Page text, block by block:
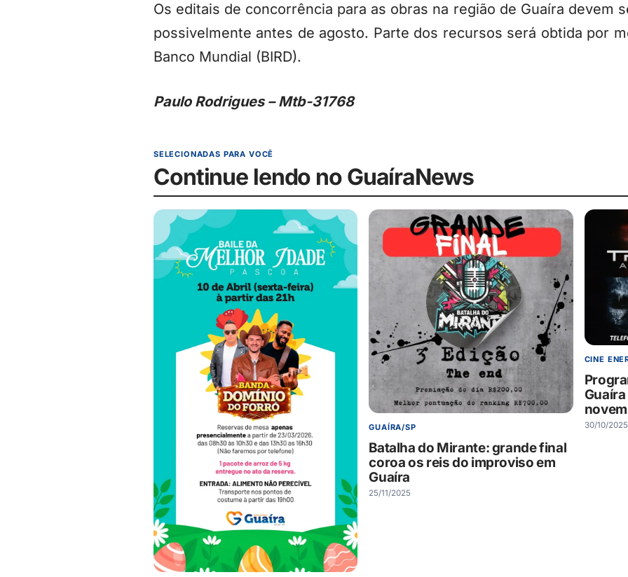
Os editais de concorrência para as obras na região de Guaíra devem
possivelmente antes de agosto. Parte dos recursos será obtida por
Banco Mundial (BIRD).
Paulo Rodrigues – Mtb-31768
SELECIONADAS PARA VOCÊ
Continue lendo no GuaíraNews
GUAÍRA/SP
Batalha do Mirante: grande final
coroa os reis do improviso em
Guaíra
25/11/2025
CINE
30/10/2025